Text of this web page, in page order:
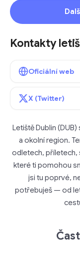
Kontakty
Oficiální web
X (Twitter)
Letiště Dublin
a okolní region.
odletech, příletech,
které ti pomohou
jsi tu poprvé,
potřebuješ — od